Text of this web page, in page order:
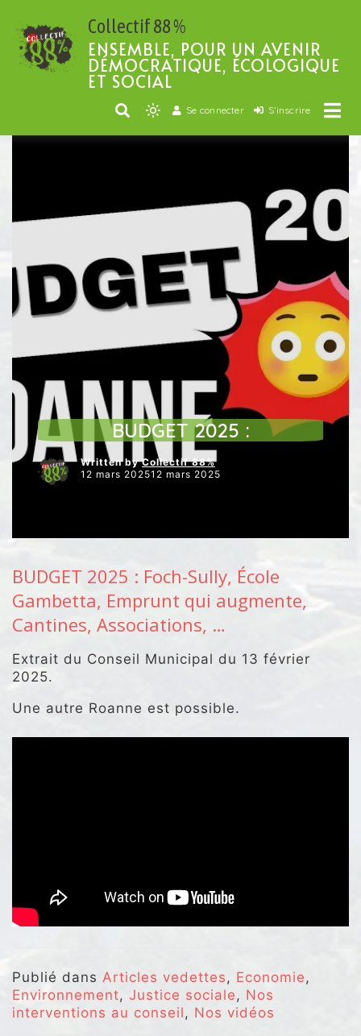
au
contenu
Collectif 88 %
ENSEMBLE, POUR UN AVENIR
DÉMOCRATIQUE, ÉCOLOGIQUE
ET SOCIAL
Light
mode
Se connecter S’inscrire
ECONOMIE
ENVIRONNEMENT
JUSTICE SOCIALE
NOS INTERVENTIONS AU CONSEILNOS VIDÉOS
BUDGET 2025 :
Written byCollectif 88%
12 mars 202512 mars 2025
BUDGET 2025 : Foch-Sully, École
Gambetta, Emprunt qui augmente,
Cantines, Associations, …
Extrait du Conseil Municipal du 13 février
2025.
Une autre Roanne est possible.
Publié dans Articles vedettes, Economie,
Environnement, Justice sociale, Nos
interventions au conseil, Nos vidéos